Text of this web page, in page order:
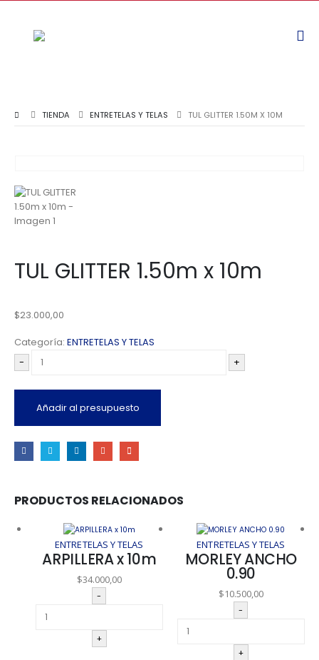
TIENDA ENTRETELAS Y TELAS TUL GLITTER 1.50M X 10M
TUL GLITTER 1.50m x 10m
$23.000,00
Categoría: ENTRETELAS Y TELAS
-
+
Añadir al presupuesto
PRODUCTOS RELACIONADOS
ENTRETELAS Y TELAS
ARPILLERA x 10m
$34.000,00
-
+
ENTRETELAS Y TELAS
MORLEY ANCHO
0.90
$10.500,00
-
+